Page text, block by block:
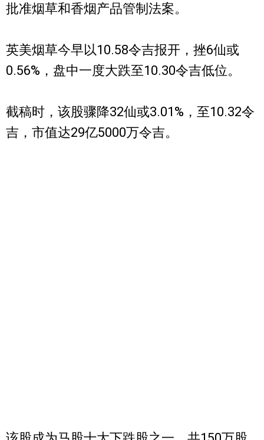
批准烟草和香烟产品管制法案。
英美烟草今早以10.58令吉报开，挫6仙或
0.56%，盘中一度大跌至10.30令吉低位。
截稿时，该股骤降32仙或3.01%，至10.32令
吉，市值达29亿5000万令吉。